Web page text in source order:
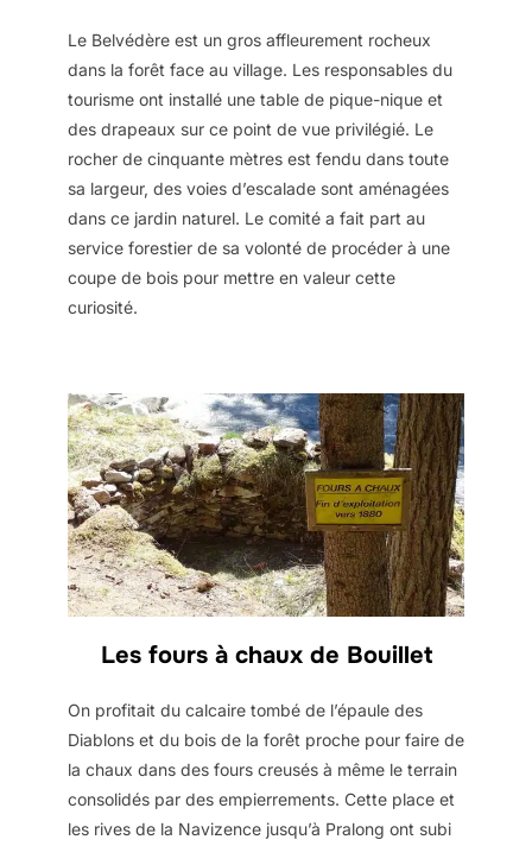
Le Belvédère est un gros affleurement rocheux
dans la forêt face au village. Les responsables du
tourisme ont installé une table de pique-nique et
des drapeaux sur ce point de vue privilégié. Le
rocher de cinquante mètres est fendu dans toute
sa largeur, des voies d’escalade sont aménagées
dans ce jardin naturel. Le comité a fait part au
service forestier de sa volonté de procéder à une
coupe de bois pour mettre en valeur cette
curiosité.
Les fours à chaux de Bouillet
On profitait du calcaire tombé de l’épaule des
Diablons et du bois de la forêt proche pour faire de
la chaux dans des fours creusés à même le terrain
consolidés par des empierrements. Cette place et
les rives de la Navizence jusqu’à Pralong ont subi